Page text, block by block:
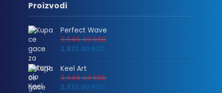
Proizvodi
Perfect Wave
3,540.00RSD
2,832.00 RSD
Keel Art
3,540.00RSD
2,832.00 RSD